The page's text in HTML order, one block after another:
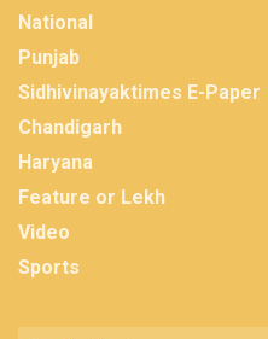
National
Punjab
Sidhivinayaktimes E-Paper
Chandigarh
Haryana
Feature or Lekh
Video
Sports